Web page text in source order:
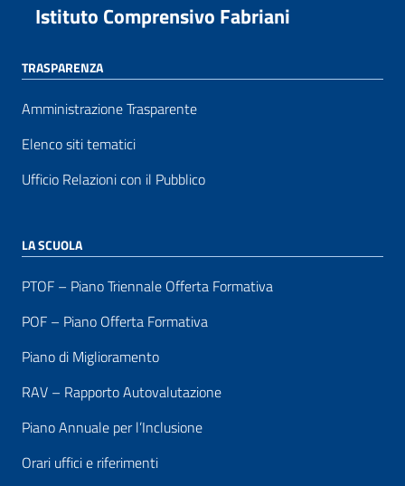
Istituto Comprensivo Fabriani
TRASPARENZA
Amministrazione Trasparente
Elenco siti tematici
Ufficio Relazioni con il Pubblico
LA SCUOLA
PTOF – Piano Triennale Offerta Formativa
POF – Piano Offerta Formativa
Piano di Miglioramento
RAV – Rapporto Autovalutazione
Piano Annuale per l’Inclusione
Orari uffici e riferimenti